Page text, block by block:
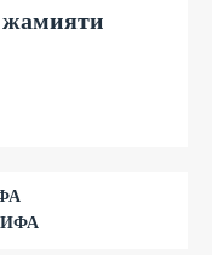
жамияти